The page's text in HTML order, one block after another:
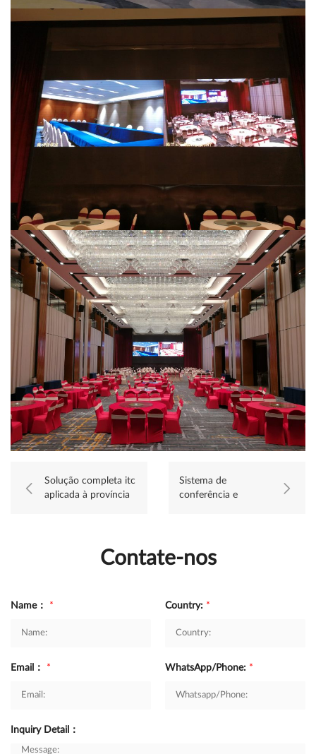
Solução completa itc
aplicada à província
Sistema de
conferência e
zhenghe
Contate-nos
Name： * Country: *
Email： * WhatsApp/Phone: *
Inquiry Detail：